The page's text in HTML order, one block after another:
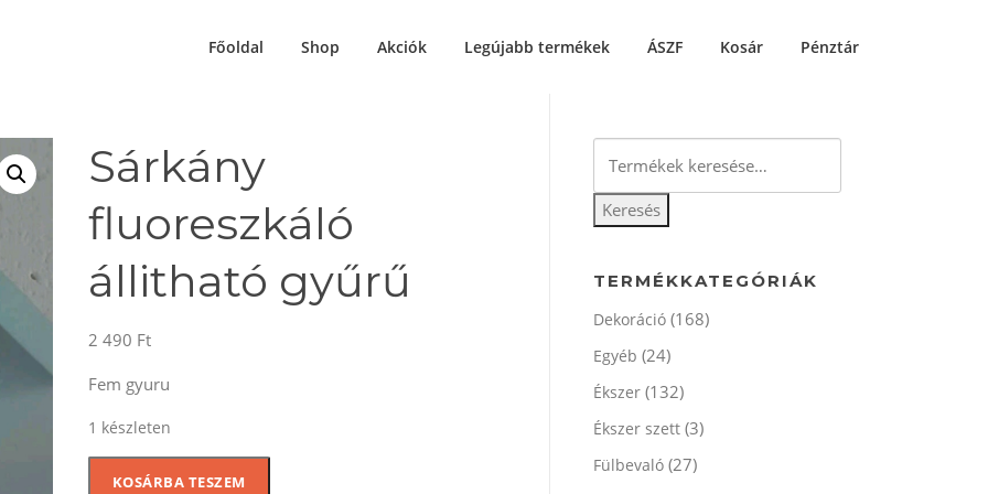
Főoldal Shop Akciók Legújabb termékek ÁSZF Kosár Pénztár
Sárkány
fluoreszkáló
állitható gyűrű
2 490 Ft
Fem gyuru
1 készleten
Sárkány
KOSÁRBA TESZEM
következőre:
Keresés
TERMÉKKATEGÓRIÁK
Dekoráció (168)
Egyéb (24)
Ékszer (132)
Ékszer szett (3)
Fülbevaló (27)